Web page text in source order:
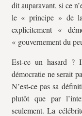
dit auparavant, si ce
le « principe » de
explicitement «
« gouvernement du
Est-ce un hasard ?
démocratie ne serait
N’est-ce pas sa
plutôt que par
seulement. La